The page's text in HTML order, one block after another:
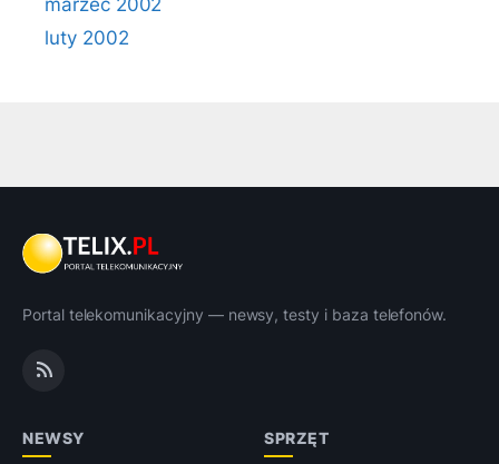
marzec 2002
luty 2002
Portal telekomunikacyjny — newsy, testy i baza telefonów.
NEWSY SPRZĘT